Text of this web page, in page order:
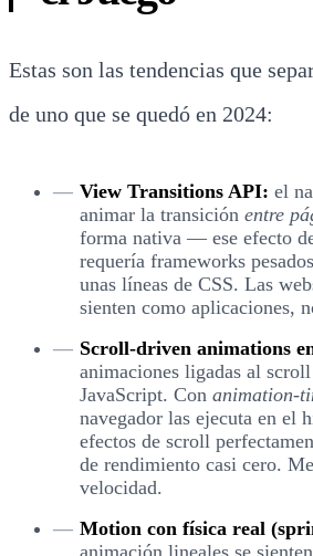
Estas son las tendencias que
de uno que se quedó en 2024:
View Transitions API: el
animar la transición entre
forma nativa — ese efecto
requería frameworks
unas líneas de CSS. Las
sienten como aplicaciones,
Scroll-driven animations
animaciones ligadas al
JavaScript. Con animation-
navegador las ejecuta en el
efectos de scroll
de rendimiento casi cero.
velocidad.
Motion con física real
animación lineales se